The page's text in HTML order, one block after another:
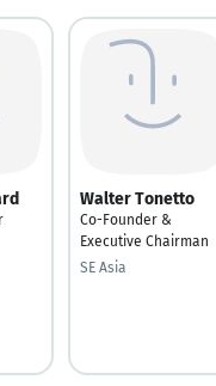
Walter Tonetto
Co-Founder &
Executive Chairman
SE Asia